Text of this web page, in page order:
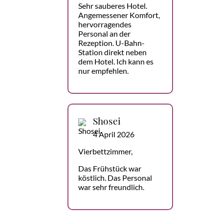
Sehr sauberes Hotel.
Angemessener Komfort,
hervorragendes
Personal an der
Rezeption. U-Bahn-
Station direkt neben
dem Hotel. Ich kann es
nur empfehlen.
Shosei
4 April 2026
Vierbettzimmer,
Das Frühstück war
köstlich. Das Personal
war sehr freundlich.